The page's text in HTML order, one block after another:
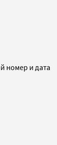
номер и дата